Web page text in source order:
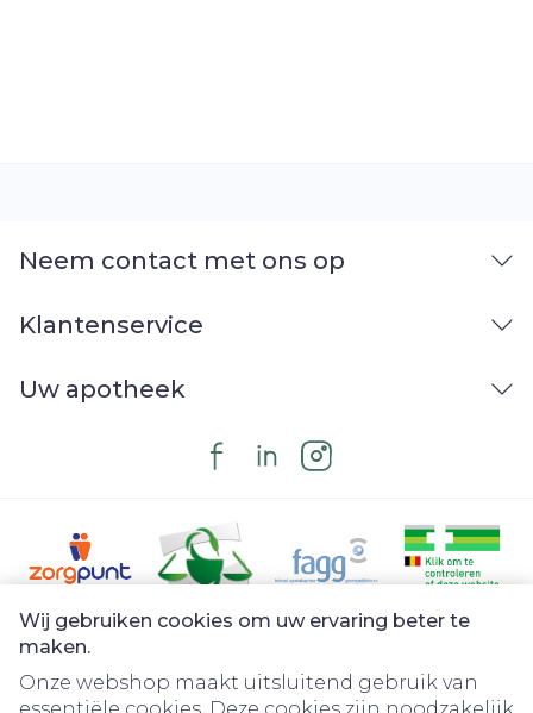
Wij gebruiken cookies om uw ervaring beter te
maken.
Onze webshop maakt uitsluitend gebruik van
Neem contact met ons op
Klantenservice
Uw apotheek
Juridische links